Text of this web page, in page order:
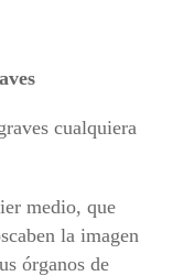
cualquiera
medio, que
la imagen
órganos de